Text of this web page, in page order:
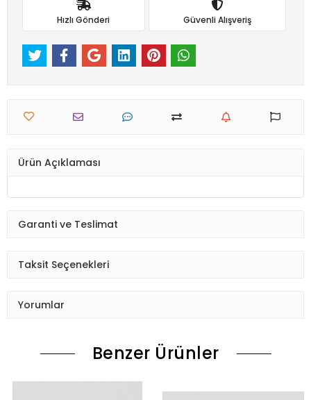
Hızlı Gönderi Güvenli Alışveriş
Ürün Açıklaması
Garanti ve Teslimat
Taksit Seçenekleri
Yorumlar
Benzer Ürünler